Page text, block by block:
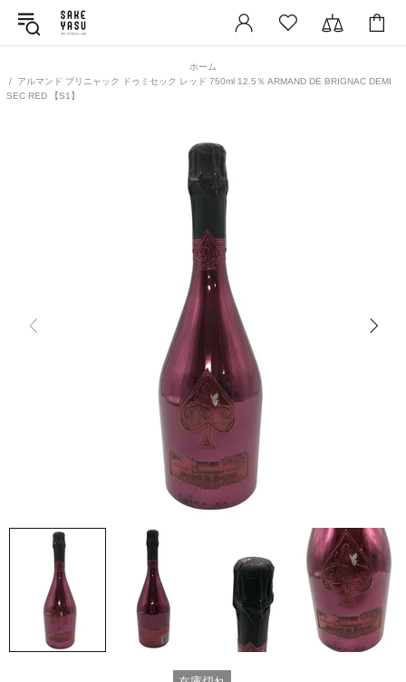
ホーム
アルマンド ブリニャック ドゥミセック レッド 750ml 12.5％ ARMAND DE BRIGNAC DEMI
SEC RED 【S1】